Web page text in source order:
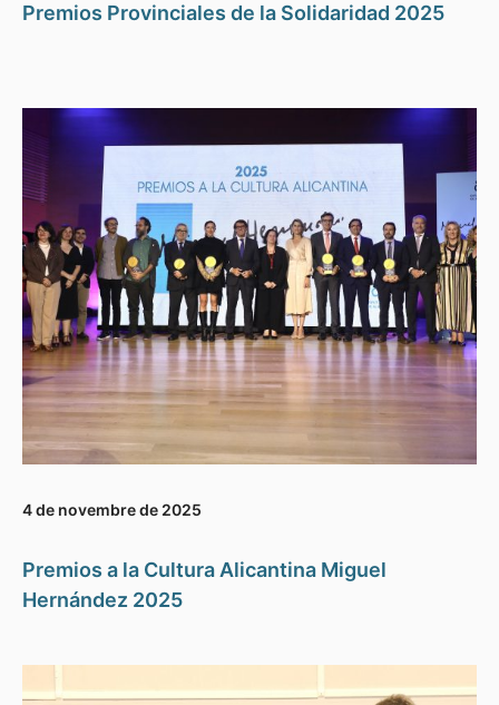
Premios Provinciales de la Solidaridad 2025
4 de novembre de 2025
Premios a la Cultura Alicantina Miguel
Hernández 2025